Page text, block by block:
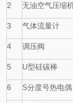
2 无油空气压缩
3 气体流量计
4 调压阀
5 U型硅碳棒
6 S分度号热电偶